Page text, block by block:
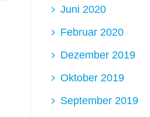
Juni 2020
Februar 2020
Dezember 2019
Oktober 2019
September 2019